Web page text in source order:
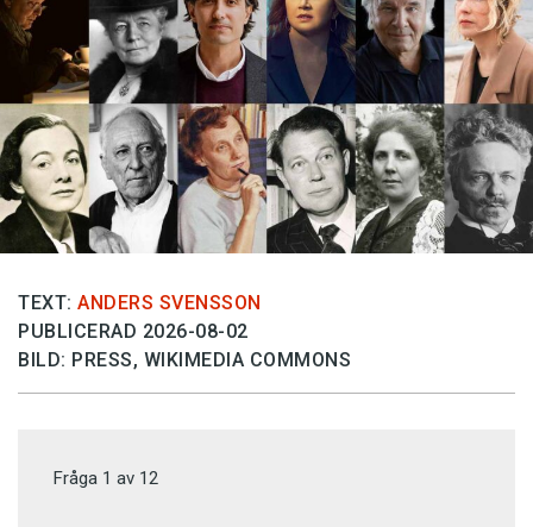
TEXT: ANDERS SVENSSON
PUBLICERAD 2026-08-02
BILD: PRESS, WIKIMEDIA COMMONS
Fråga 1 av 12